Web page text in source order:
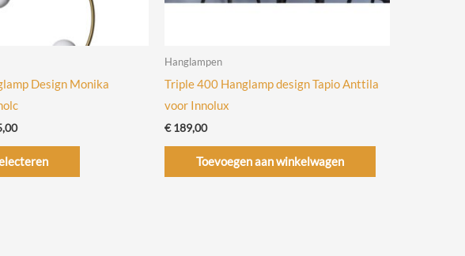
Design Monika
Prijsklasse:
€ 865,00
Dit
Hanglampen
Triple 400 Hanglamp design Tapio Anttila
voor Innolux
€189,00
Toevoegen aan winkelwagen